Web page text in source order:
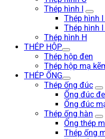
Thép hình I
Thép hình
Thép hình
Thép hình H
THÉP HỘP
Thép hộp đen
Thép hộp mạ
THÉP ỐNG
Thép ống đúc
Ống đúc
Ống đúc
Thép ống hàn
Ống thép
Thép ống